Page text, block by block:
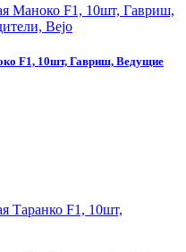
F1, 10шт, Гавриш, Ведущие